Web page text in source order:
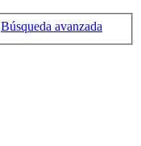
Búsqueda avanzada